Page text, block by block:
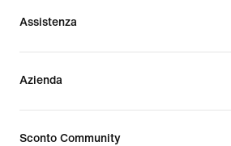
Assistenza
Azienda
Sconto Community